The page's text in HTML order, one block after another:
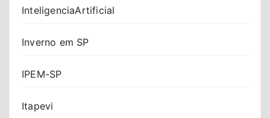
InteligenciaArtificial
Inverno em SP
IPEM-SP
Itapevi